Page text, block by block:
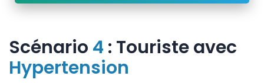
Scénario 4 : Touriste avec
Hypertension